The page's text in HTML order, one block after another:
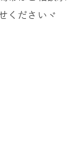
くださいヾ